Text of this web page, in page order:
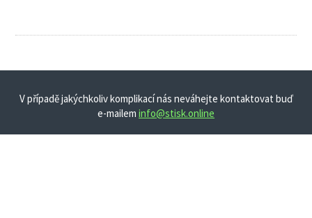
V případě jakýchkoliv komplikací nás neváhejte kontaktovat buď
e-mailem info@stisk.online